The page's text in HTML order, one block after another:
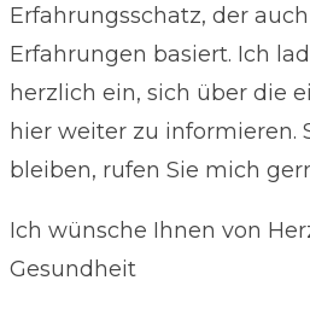
Erfahrungsschatz, der
Erfahrungen basiert. Ich
herzlich ein, sich über die
hier weiter zu informieren.
bleiben, rufen Sie mich
Ich wünsche Ihnen von
Gesundheit